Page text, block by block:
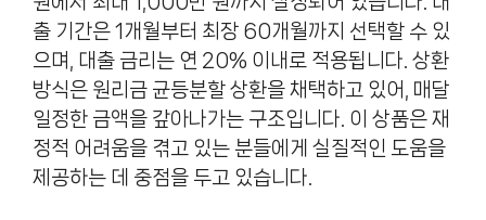
출 기간은 1개월부터 최장 60개월까지 선택할 수 있
으며, 대출 금리는 연 20% 이내로 적용됩니다. 상환
방식은 원리금 균등분할 상환을 채택하고 있어, 매달
일정한 금액을 갚아나가는 구조입니다. 이 상품은 재
정적 어려움을 겪고 있는 분들에게 실질적인 도움을
제공하는 데 중점을 두고 있습니다.